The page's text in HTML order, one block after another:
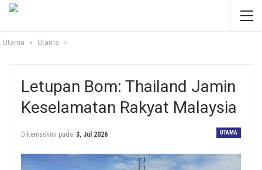
Utama Utama
Letupan Bom: Thailand Jamin
Keselamatan Rakyat Malaysia
UTAMA
Dikemaskini pada 3, Jul 2026